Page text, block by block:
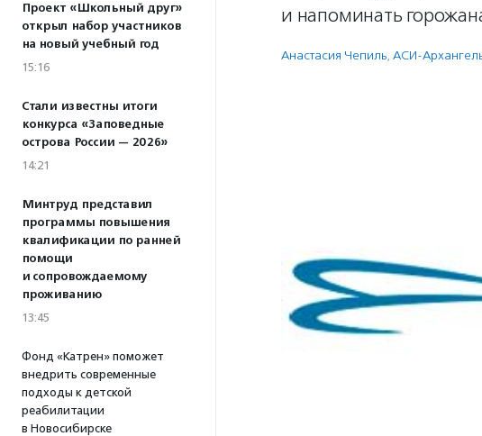
Проект «Школьный друг»
открыл набор участников
на новый учебный год
15:16
Стали известны итоги
конкурса «Заповедные
острова России — 2026»
14:21
Минтруд представил
программы повышения
квалификации по ранней
помощи
и сопровождаемому
проживанию
13:45
Фонд «Катрен» поможет
внедрить современные
подходы к детской
реабилитации
в Новосибирске
и напоминать
Анастасия Чепиль, АСИ-